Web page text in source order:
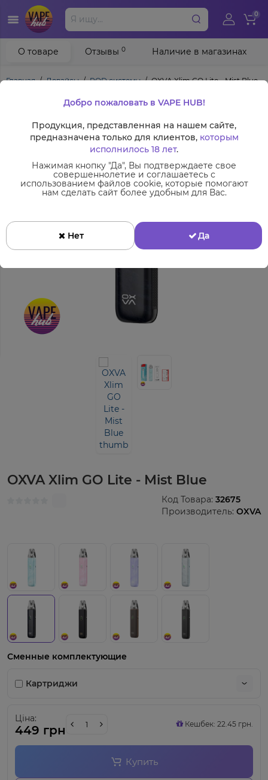
0
Главная Девайсы POD системы OXVA Xlim GO Lite - Mist Blue
OXVA Xlim GO Lite - Mist Blue
Производитель: OXVA
Код Товара: 32675
Сменные комплектующие
Картриджи
Ціна:
449 грн Кешбек: 22.45 грн.
Купить
О товаре Отзывы 0 Наличие в магазинах
Добро пожаловать в VAPE HUB!
Продукция, представленная на нашем сайте,
предназначена только для клиентов, которым
исполнилось 18 лет.
Нажимая кнопку "Да", Вы подтверждаете свое
совершеннолетие и соглашаетесь с
использованием файлов cookie, которые помогают
нам сделать сайт более удобным для Вас.
Нет Да